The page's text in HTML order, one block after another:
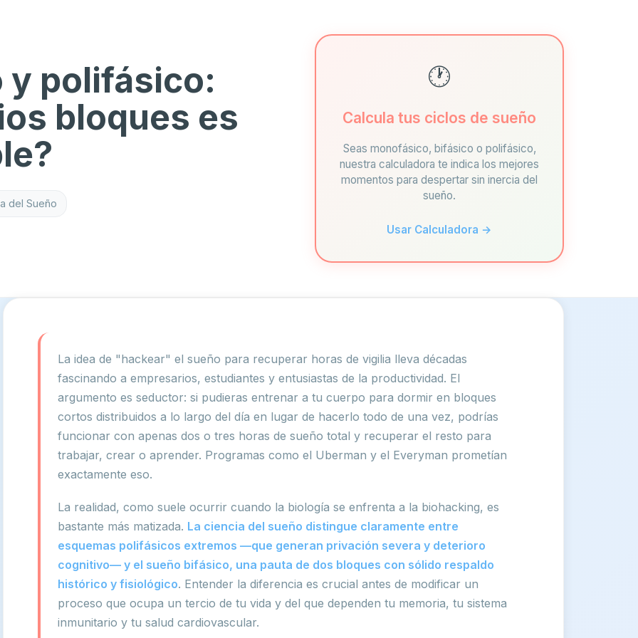
y polifásico:
bloques es
del Sueño
🕐
Calcula tus ciclos de sueño
Seas monofásico, bifásico o polifásico,
nuestra calculadora te indica los mejores
momentos para despertar sin inercia del
sueño.
Usar Calculadora →
La idea de "hackear" el sueño para recuperar horas de vigilia lleva décadas
fascinando a empresarios, estudiantes y entusiastas de la productividad. El
argumento es seductor: si pudieras entrenar a tu cuerpo para dormir en bloques
cortos distribuidos a lo largo del día en lugar de hacerlo todo de una vez, podrías
funcionar con apenas dos o tres horas de sueño total y recuperar el resto para
trabajar, crear o aprender. Programas como el Uberman y el Everyman prometían
exactamente eso.
La realidad, como suele ocurrir cuando la biología se enfrenta a la biohacking, es
bastante más matizada. La ciencia del sueño distingue claramente entre
esquemas polifásicos extremos —que generan privación severa y deterioro
cognitivo— y el sueño bifásico, una pauta de dos bloques con sólido respaldo
histórico y fisiológico. Entender la diferencia es crucial antes de modificar un
proceso que ocupa un tercio de tu vida y del que dependen tu memoria, tu sistema
inmunitario y tu salud cardiovascular.